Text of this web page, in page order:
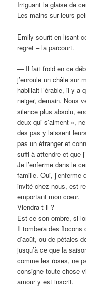
Irriguant la glaise de
Les mains sur leurs
Emily sourit en lisant
regret – la parcourt.
— Il fait froid en ce
j’enroule un châle sur
habillait l’érable, il y a
neiger, demain. Nous
silence plus absolu,
deux qui s’aiment »,
des pas y laissent
pas un étranger et
suffi à attendre et que
Je l’enferme dans le
famille. Oui, j’enferme
invité chez nous, est
emportant mon cœur.
Viendra-t-il ?
Est-ce son ombre, si
Il tombera des flocons
d’août, ou de pétales
jusqu’à ce que la
comme les roses, ne
consigne toute chose
amour y est inscrit.